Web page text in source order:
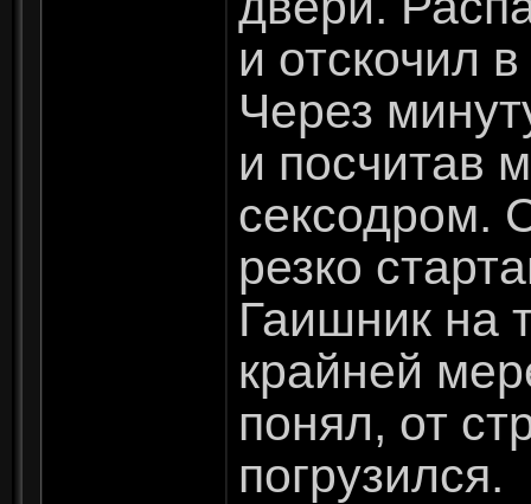
и отскочил
Через
и посчитав
сексодром.
резко
Гаишник на
крайней
понял, от
погрузился.